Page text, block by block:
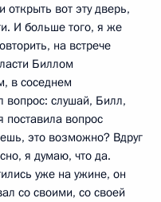
открыть вот эту дверь,
И больше того, я же
на встрече
Биллом
в соседнем
слушай, Билл,
вопрос
это возможно? Вдруг
я думаю, что да.
уже на ужине, он
со своими, со своей